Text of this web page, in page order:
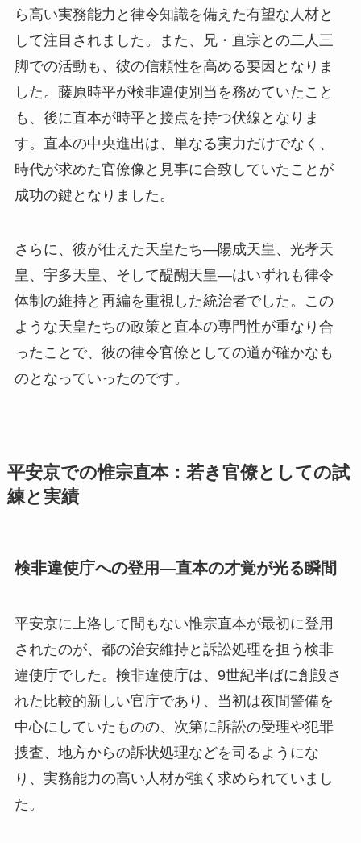
ら高い実務能力と律令知識を備えた有望な人材と
して注目されました。また、兄・直宗との二人三
脚での活動も、彼の信頼性を高める要因となりま
した。藤原時平が検非違使別当を務めていたこと
も、後に直本が時平と接点を持つ伏線となりま
す。直本の中央進出は、単なる実力だけでなく、
時代が求めた官僚像と見事に合致していたことが
成功の鍵となりました。
さらに、彼が仕えた天皇たち—陽成天皇、光孝天
皇、宇多天皇、そして醍醐天皇—はいずれも律令
体制の維持と再編を重視した統治者でした。この
ような天皇たちの政策と直本の専門性が重なり合
ったことで、彼の律令官僚としての道が確かなも
のとなっていったのです。
平安京での惟宗直本：若き官僚としての試
練と実績
検非違使庁への登用—直本の才覚が光る瞬間
平安京に上洛して間もない惟宗直本が最初に登用
されたのが、都の治安維持と訴訟処理を担う検非
違使庁でした。検非違使庁は、9世紀半ばに創設さ
れた比較的新しい官庁であり、当初は夜間警備を
中心にしていたものの、次第に訴訟の受理や犯罪
捜査、地方からの訴状処理などを司るようにな
り、実務能力の高い人材が強く求められていまし
た。